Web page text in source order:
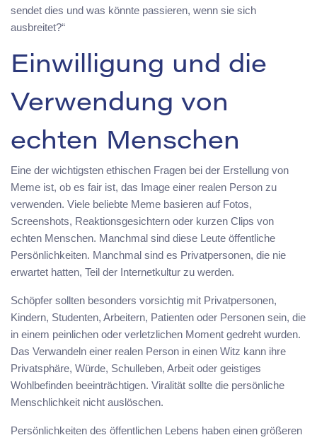
sendet dies und was könnte passieren, wenn sie sich
ausbreitet?“
Einwilligung und die
Verwendung von
echten Menschen
Eine der wichtigsten ethischen Fragen bei der Erstellung von
Meme ist, ob es fair ist, das Image einer realen Person zu
verwenden. Viele beliebte Meme basieren auf Fotos,
Screenshots, Reaktionsgesichtern oder kurzen Clips von
echten Menschen. Manchmal sind diese Leute öffentliche
Persönlichkeiten. Manchmal sind es Privatpersonen, die nie
erwartet hatten, Teil der Internetkultur zu werden.
Schöpfer sollten besonders vorsichtig mit Privatpersonen,
Kindern, Studenten, Arbeitern, Patienten oder Personen sein, die
in einem peinlichen oder verletzlichen Moment gedreht wurden.
Das Verwandeln einer realen Person in einen Witz kann ihre
Privatsphäre, Würde, Schulleben, Arbeit oder geistiges
Wohlbefinden beeinträchtigen. Viralität sollte die persönliche
Menschlichkeit nicht auslöschen.
Persönlichkeiten des öffentlichen Lebens haben einen größeren